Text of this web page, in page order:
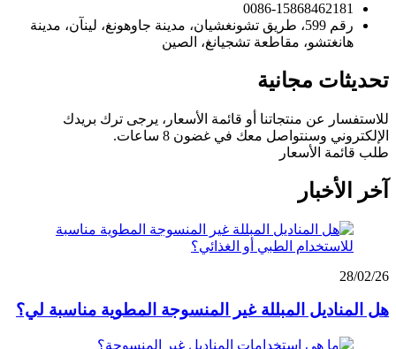
0086-15868462181
رقم 599، طريق تشونغشيان، مدينة جاوهونغ، لينآن، مدينة
هانغتشو، مقاطعة تشجيانغ، الصين
تحديثات مجانية
للاستفسار عن منتجاتنا أو قائمة الأسعار، يرجى ترك بريدك
الإلكتروني وسنتواصل معك في غضون 8 ساعات.
طلب قائمة الأسعار
آخر الأخبار
28/02/26
هل المناديل المبللة غير المنسوجة المطوية مناسبة لي؟